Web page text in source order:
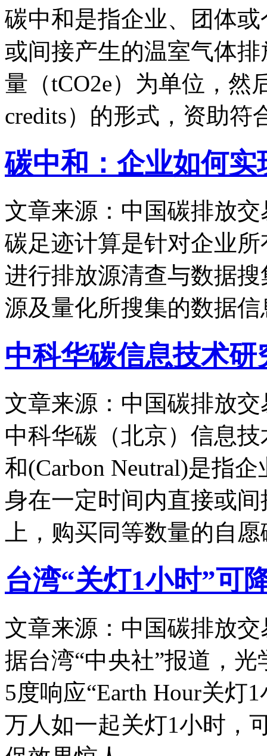
碳中和是指企业、团体
或间接产生的温室气体
量（tCO2e）为单位，然
credits）的形式，资助符
碳中和：企业如何实
文章来源：中国碳排放交
碳足迹计算是针对企业
进行排放源清查与数据
源及量化所搜集的数据信
中科华碳信息技术
文章来源：中国碳排放交
中科华碳（北京）信息
和(Carbon Neutral)是指
身在一定时间内直接或
上，购买同等数量的自
台湾“关灯1小时”可
文章来源：中国碳排放交
据台湾“中央社”报道，
5度响应“Earth Hour关灯
万人如一起关灯1小时，